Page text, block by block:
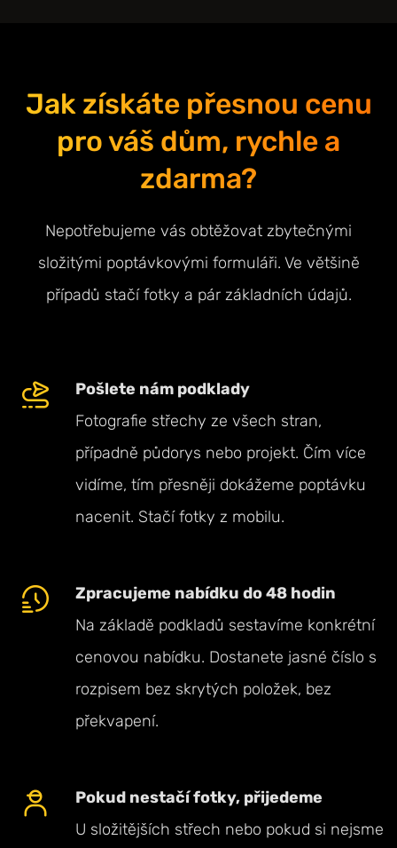
Jak získáte přesnou cenu
pro váš dům, rychle a
zdarma?
Nepotřebujeme vás obtěžovat zbytečnými
složitými poptávkovými formuláři. Ve většině
případů stačí fotky a pár základních údajů.
Pošlete nám podklady
Fotografie střechy ze všech stran,
případně půdorys nebo projekt. Čím více
vidíme, tím přesněji dokážeme poptávku
nacenit. Stačí fotky z mobilu.
Zpracujeme nabídku do 48 hodin
Na základě podkladů sestavíme konkrétní
cenovou nabídku. Dostanete jasné číslo s
rozpisem bez skrytých položek, bez
překvapení.
Pokud nestačí fotky, přijedeme
U složitějších střech nebo pokud si nejsme